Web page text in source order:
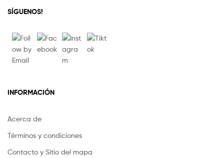
SÍGUENOS!
INFORMACIÓN
Acerca de
Términos y condiciones
Contacto y Sitio del mapa